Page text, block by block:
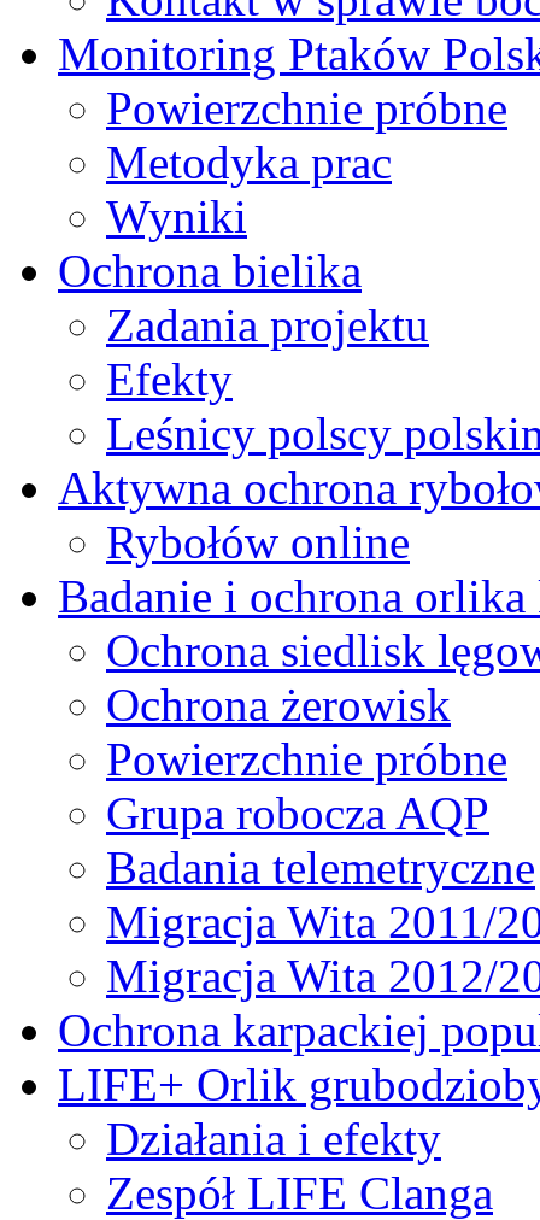
Monitoring Ptaków
Powierzchnie próbne
Metodyka prac
Wyniki
Ochrona bielika
Zadania projektu
Efekty
Leśnicy polscy
Aktywna ochrona
Rybołów online
Badanie i ochrona
Ochrona siedlisk
Ochrona żerowisk
Powierzchnie próbne
Grupa robocza AQP
Badania telemetryczne
Migracja Wita 2011/
Migracja Wita 2012/
Ochrona karpackiej
LIFE+ Orlik
Działania i efekty
Zespół LIFE Clanga